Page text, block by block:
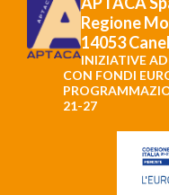
Regione
14053
INIZIATIVE
CON FONDI
21-27